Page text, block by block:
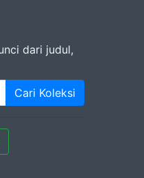
dari judul,
Cari Koleksi